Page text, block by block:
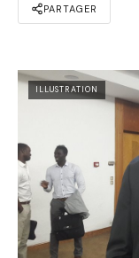
PARTAGER
ILLUSTRATION